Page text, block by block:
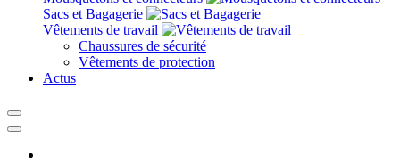
Sacs et Bagagerie
Vêtements de travail
Chaussures de sécurité
Vêtements de protection
Actus